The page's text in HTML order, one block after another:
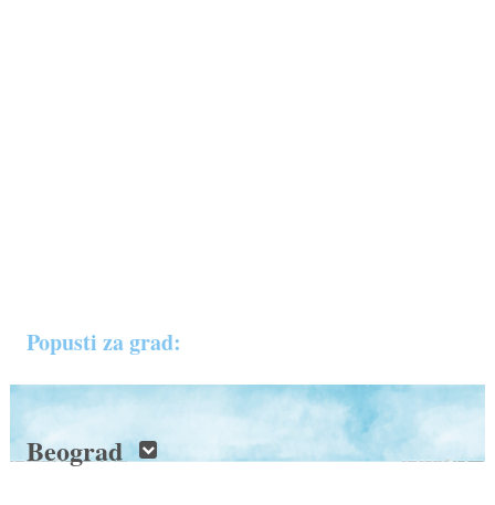
Popusti za grad:
Beograd